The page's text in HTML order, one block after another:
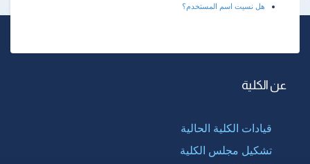
هل نسيت اسم المستخدم؟
عن الكلية
قيادات الكلية الحالية
تشكيل مجلس الكلية